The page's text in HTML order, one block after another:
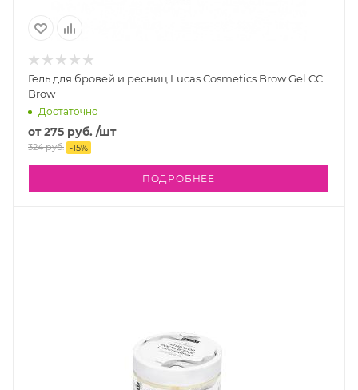
Гель для бровей и ресниц Lucas Cosmetics Brow Gel CC
Brow
Достаточно
от275 руб. /шт
324 руб. -15%
ПОДРОБНЕЕ